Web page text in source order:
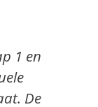
1 en
De